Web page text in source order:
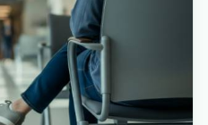
形式などのカルテの形に整え
業務の負担を軽くし、本来の
くりを後押ししてくれる技術